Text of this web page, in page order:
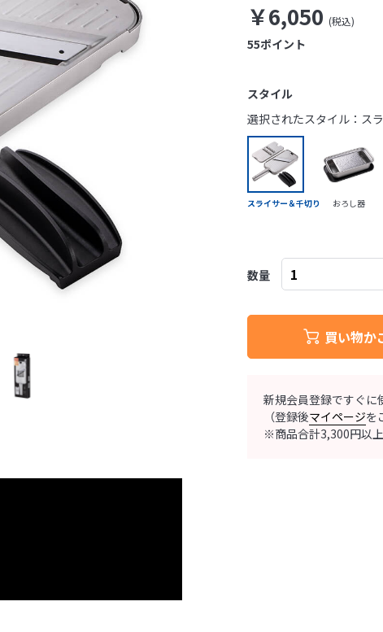
￥6,050
ポイント
55
スタイル
スライサー＆千切り おろし器
選択されたスタイル：ス
数量
買い物か
新規会員登録ですぐに
（登録後マイページを
※商品合計3,300円以